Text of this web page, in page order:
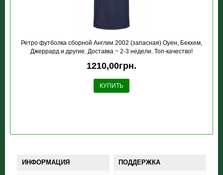
Ретро футболка сборной Англии 2002 (запасная) Оуен, Бекхем,
Джеррард и другие. Доставка ~ 2-3 недели. Топ-качество!
1210,00грн.
КУПИТЬ
ИНФОРМАЦИЯ ПОДДЕРЖКА